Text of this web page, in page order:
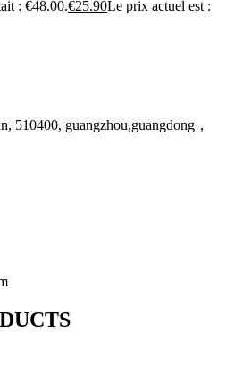
: €48.00.€25.90Le prix actuel est :
510400, guangzhou,guangdong，